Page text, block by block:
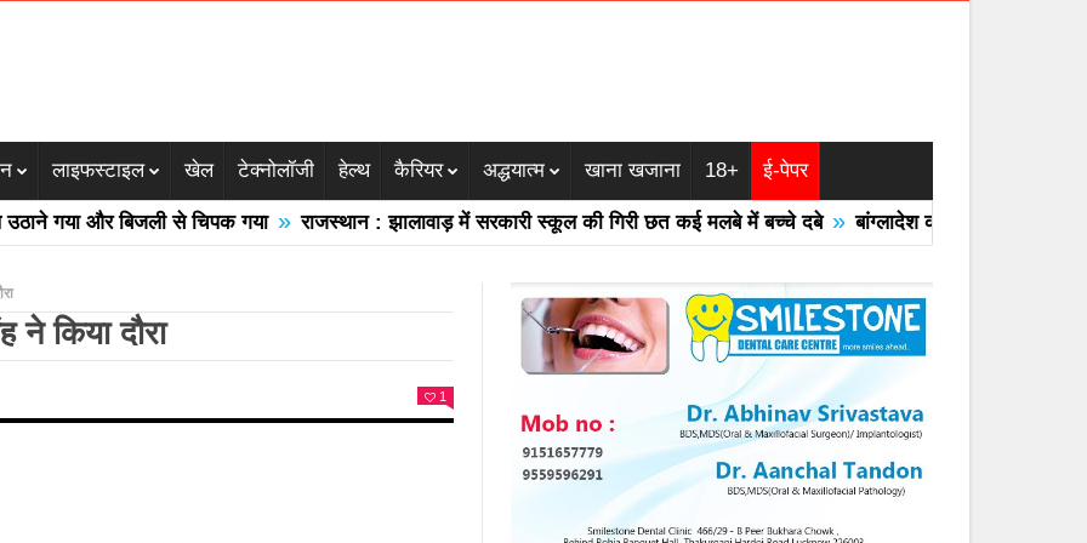
लाइफस्टाइल खेल टेक्नोलॉजी हेल्थ कैरियर अद्धयात्म खाना खजाना 18+ ई-पेपर
गया और बिजली से चिपक गया » राजस्थान : झालावाड़ में सरकारी स्कूल की गिरी छत कई मलबे में बच्चे दबे » बांग्लादेश का एयरफोर्स का F -7
ने किया दौरा
1